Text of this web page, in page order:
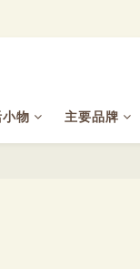
物 主要品牌